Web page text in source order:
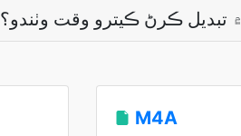
10 ڪلاڪ جي آڊيو ڪتاب AC3 کي M4A ۾ تبديل ڪرڻ ڪيترو وقت وٺندو؟
M4A